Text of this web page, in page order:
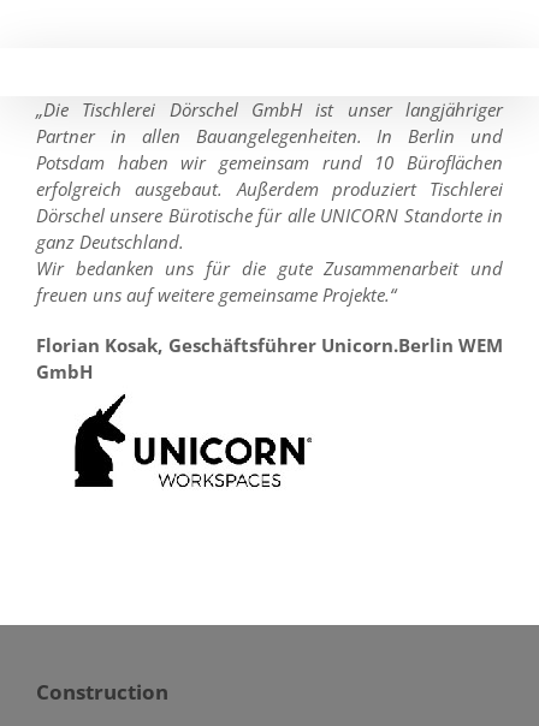
„Die Tischlerei Dörschel GmbH ist unser langjähriger
Partner in allen Bauangelegenheiten. In Berlin und
Potsdam haben wir gemeinsam rund 10 Büroflächen
erfolgreich ausgebaut. Außerdem produziert Tischlerei
Dörschel unsere Bürotische für alle UNICORN Standorte in
ganz Deutschland.
Wir bedanken uns für die gute Zusammenarbeit und
freuen uns auf weitere gemeinsame Projekte.“
Florian Kosak, Geschäftsführer Unicorn.Berlin WEM
GmbH
Construction